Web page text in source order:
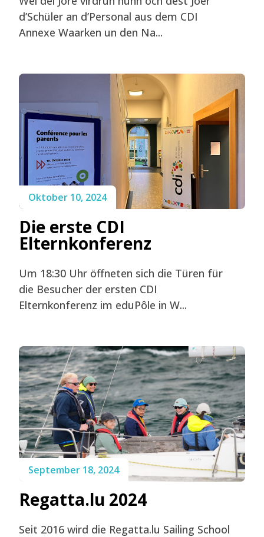
d’Schüler an d’Personal aus dem CDI
Annexe Waarken un den Na...
Oktober 10, 2024
Die erste CDI
Elternkonferenz
Um 18:30 Uhr öffneten sich die Türen für
die Besucher der ersten CDI
Elternkonferenz im eduPôle in W...
September 18, 2024
Regatta.lu 2024
Seit 2016 wird die Regatta.lu Sailing School